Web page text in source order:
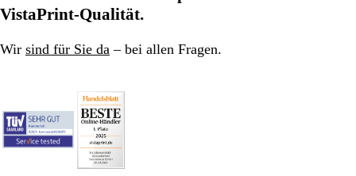
VistaPrint-Qualität.
Wir sind für Sie da – bei allen Fragen.